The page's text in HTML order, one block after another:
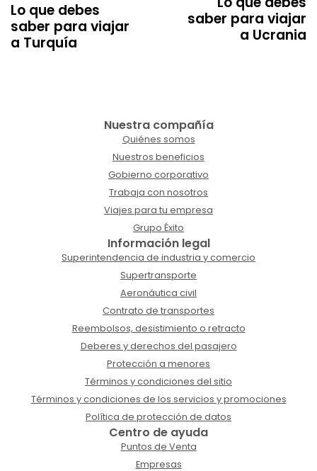
Lo que debes
saber para viajar
a Turquía
saber para viajar
a Ucrania
Nuestra compañía
Quiénes somos
Nuestros beneficios
Gobierno corporativo
Trabaja con nosotros
Viajes para tu empresa
Grupo Éxito
Información legal
Superintendencia de industria y comercio
Supertransporte
Aeronáutica civil
Contrato de transportes
Reembolsos, desistimiento o retracto
Deberes y derechos del pasajero
Protección a menores
Términos y condiciones del sitio
Términos y condiciones de los servicios y promociones
Política de protección de datos
Centro de ayuda
Puntos de Venta
Empresas